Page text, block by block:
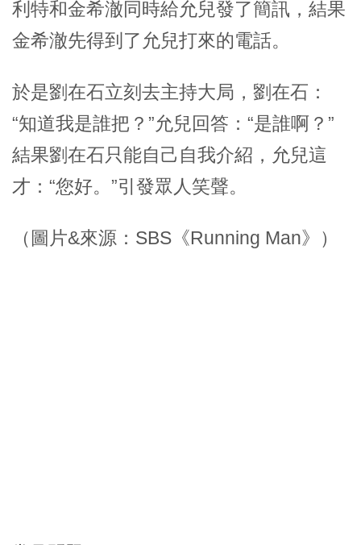
利特和金希澈同時給允兒發了簡訊，結果
金希澈先得到了允兒打來的電話。
於是劉在石立刻去主持大局，劉在石：
“知道我是誰把？”允兒回答：“是誰啊？”
結果劉在石只能自己自我介紹，允兒這
才：“您好。”引發眾人笑聲。
（圖片&來源：SBS《Running Man》）